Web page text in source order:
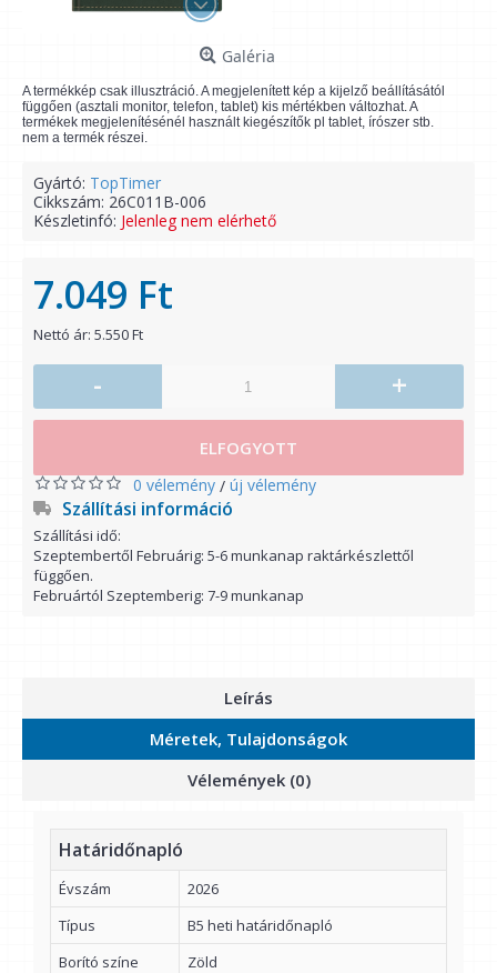
Galéria
A termékkép csak illusztráció. A megjelenített kép a kijelző beállításától
függően (asztali monitor, telefon, tablet) kis mértékben változhat. A
termékek megjelenítésénél használt kiegészítők pl tablet, írószer stb.
nem a termék részei.
Gyártó: TopTimer
Cikkszám: 26C011B-006
Készletinfó: Jelenleg nem elérhető
7.049 Ft
Nettó ár: 5.550 Ft
- +
ELFOGYOTT
0 vélemény / új vélemény
Szállítási információ
Szállítási idő:
Szeptembertől Februárig: 5-6 munkanap raktárkészlettől
függően.
Februártól Szeptemberig: 7-9 munkanap
Leírás
Méretek, Tulajdonságok
Vélemények (0)
Határidőnapló
Évszám
2026
Típus
B5 heti határidőnapló
Borító színe
Zöld